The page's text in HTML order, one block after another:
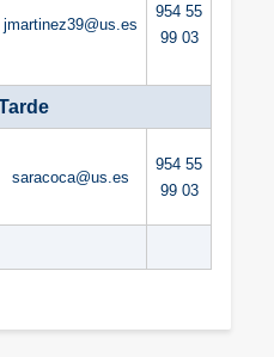
jmartinez39@us.es
954 55
99 03
saracoca@us.es
954 55
99 03